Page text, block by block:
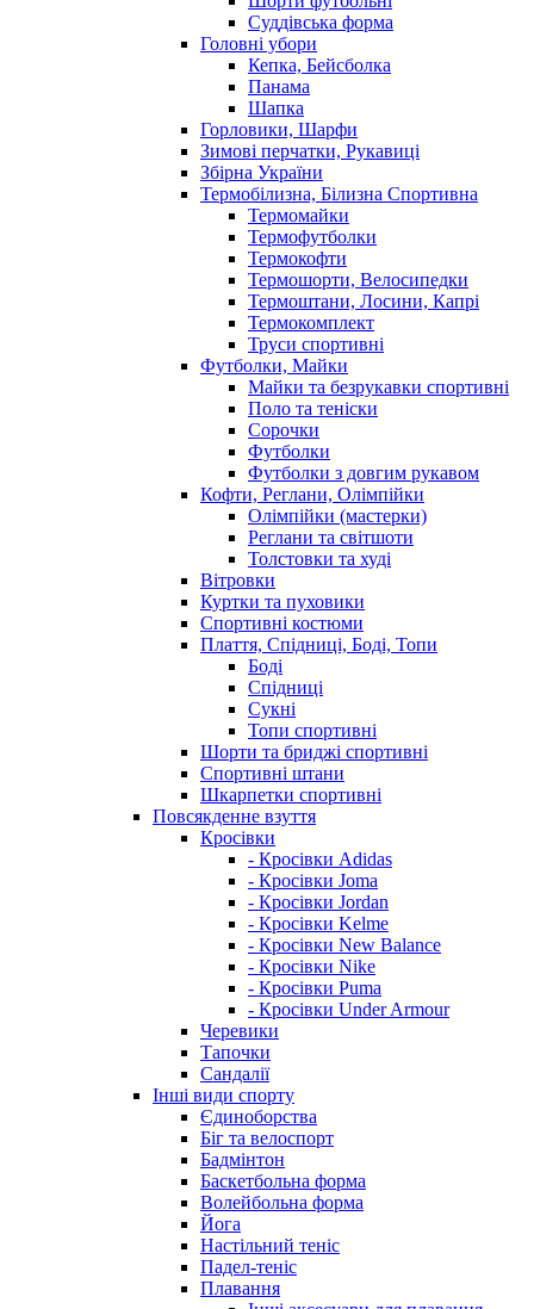
Суддівська форма
Головні убори
Кепка, Бейсболка
Панама
Шапка
Горловики, Шарфи
Зимові перчатки, Рукавиці
Збірна України
Термобілизна, Білизна Спортивна
Термомайки
Термофутболки
Термокофти
Термошорти, Велосипедки
Термоштани, Лосини, Капрі
Термокомплект
Труси спортивні
Футболки, Майки
Майки та безрукавки спортивні
Поло та теніски
Сорочки
Футболки
Футболки з довгим рукавом
Кофти, Реглани, Олімпійки
Олімпійки (мастерки)
Реглани та світшоти
Толстовки та худі
Вітровки
Куртки та пуховики
Спортивні костюми
Плаття, Спідниці, Боді, Топи
Боді
Спідниці
Сукні
Топи спортивні
Шорти та бриджі спортивні
Спортивні штани
Шкарпетки спортивні
Повсякденне взуття
Кросівки
- Кросівки Adidas
- Кросівки Joma
- Кросівки Jordan
- Кросівки Kelme
- Кросівки New Balance
- Кросівки Nike
- Кросівки Puma
- Кросівки Under Armour
Черевики
Тапочки
Сандалії
Інші види спорту
Єдиноборства
Біг та велоспорт
Бадмінтон
Баскетбольна форма
Волейбольна форма
Йога
Настільний теніс
Падел-теніс
Плавання